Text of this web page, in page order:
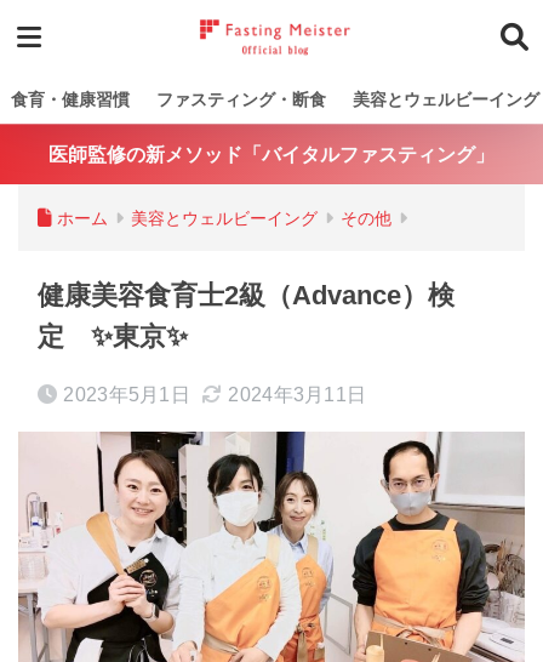
食育・健康習慣 ファスティング・断食 美容とウェルビーイング
医師監修の新メソッド「バイタルファスティング」
ホーム 美容とウェルビーイング その他
健康美容食育士2級（Advance）検
定 ✨東京✨
2023年5月1日 2024年3月11日